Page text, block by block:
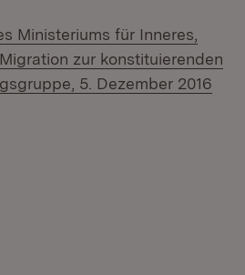
Ministeriums für Inneres,
zur konstituierenden
5. Dezember 2016